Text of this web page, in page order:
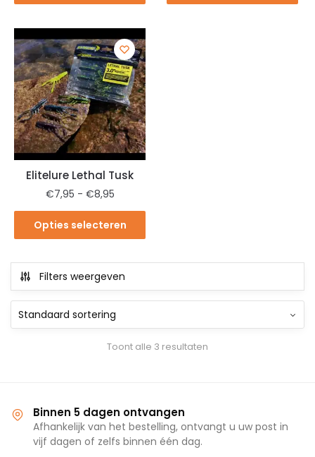
Elitelure Lethal Tusk
€7,95 - €8,95
Opties selecteren
Filters weergeven
Toont alle 3 resultaten
Binnen 5 dagen ontvangen
Afhankelijk van het bestelling, ontvangt u uw post in
vijf dagen of zelfs binnen één dag.